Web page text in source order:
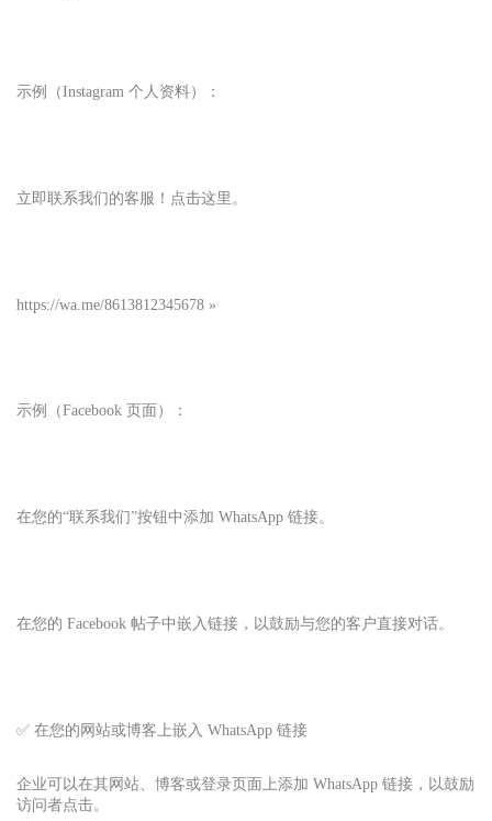
示例（Instagram 个人资料）：
立即联系我们的客服！点击这里。
https://wa.me/8613812345678 »
示例（Facebook 页面）：
在您的“联系我们”按钮中添加 WhatsApp 链接。
在您的 Facebook 帖子中嵌入链接，以鼓励与您的客户直接对话。
✅ 在您的网站或博客上嵌入 WhatsApp 链接
企业可以在其网站、博客或登录页面上添加 WhatsApp 链接，以鼓励
访问者点击。